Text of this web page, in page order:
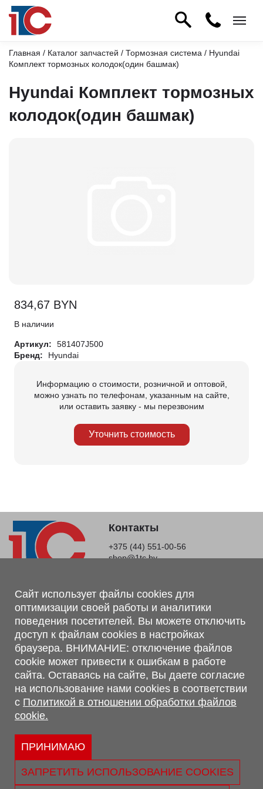
Главная / Каталог запчастей / Тормозная система / Hyundai
Комплект тормозных колодок(один башмак)
Hyundai Комплект тормозных
колодок(один башмак)
834,67 BYN
В наличии
Артикул:
581407J500
Бренд:
Hyundai
Информацию о стоимости, розничной и оптовой,
можно узнать по телефонам, указанным на сайте,
или оставить заявку - мы перезвоним
Уточнить стоимость
Контакты
+375 (44) 551-00-56
shop@1tc.by
Магазин, склад
г. Минск, Минский р-н, п. Привольный, ул. Мира, 20А,
223062
г. Брест, ул. Лейтенанта Рябцева, 108 В, 224701
Обращаем Ваше внимание, что вся предоставленная на сайте
информация, касающаяся комплектаций, технических
характеристик, цветовых сочетаний, а также стоимости и
сервисного обслуживания носит информационный характер и
не является публичной офертой, определяемой п.2 ст.407
Гражданского кодекса Республики Беларусь.
Политика обработки персональных данных
Политикой в отношении обработки файлов cookie.
Сайт использует файлы cookies для
оптимизации своей работы и аналитики
поведения посетителей. Вы можете отключить
доступ к файлам cookies в настройках
браузера. ВНИМАНИЕ: отключение файлов
cookie может привести к ошибкам в работе
сайта. Оставаясь на сайте, Вы даете согласие
на использование нами cookies в соответствии
с Политикой в отношении обработки файлов
cookie.
ПРИНИМАЮ
ЗАПРЕТИТЬ ИСПОЛЬЗОВАНИЕ COOKIES